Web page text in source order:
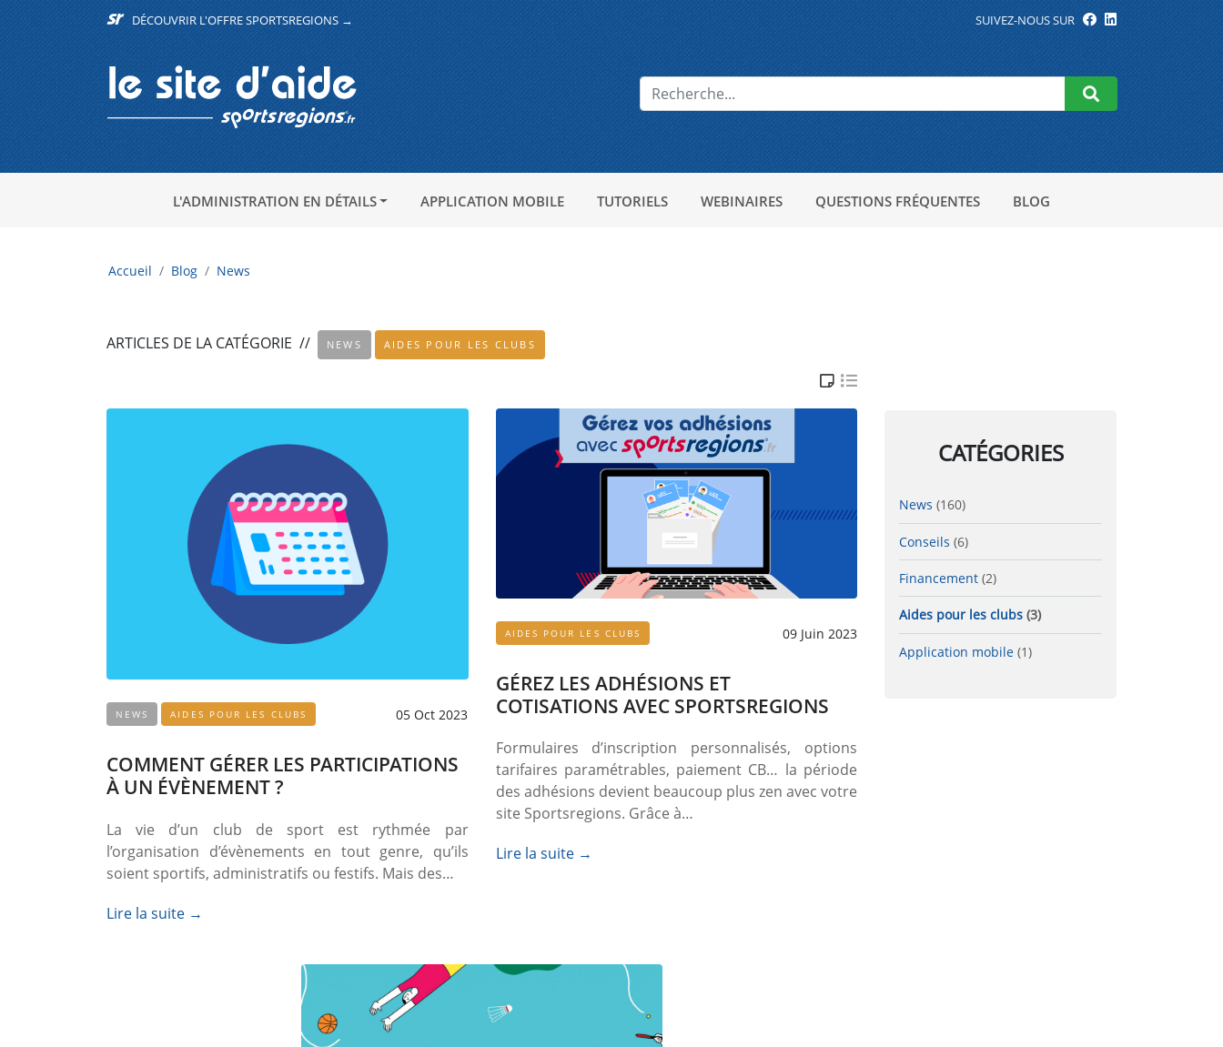
DÉCOUVRIR L'OFFRE SPORTSREGIONS → SUIVEZ-NOUS SUR
L'ADMINISTRATION EN DÉTAILS APPLICATION MOBILE TUTORIELS WEBINAIRES QUESTIONS FRÉQUENTES BLOG
Accueil Blog News
ARTICLES DE LA CATÉGORIE // NEWS AIDES POUR LES CLUBS
NEWS AIDES POUR LES CLUBS 05 Oct 2023
COMMENT GÉRER LES PARTICIPATIONS
À UN ÉVÈNEMENT ?
La vie d’un club de sport est rythmée par
l’organisation d’évènements en tout genre, qu’ils
soient sportifs, administratifs ou festifs. Mais des…
Lire la suite →
AIDES POUR LES CLUBS 09 Juin 2023
GÉREZ LES ADHÉSIONS ET
COTISATIONS AVEC SPORTSREGIONS
Formulaires d’inscription personnalisés, options
tarifaires paramétrables, paiement CB… la période
des adhésions devient beaucoup plus zen avec votre
site Sportsregions. Grâce à…
Lire la suite →
CATÉGORIES
News (160)
Conseils (6)
Financement (2)
Aides pour les clubs (3)
Application mobile (1)